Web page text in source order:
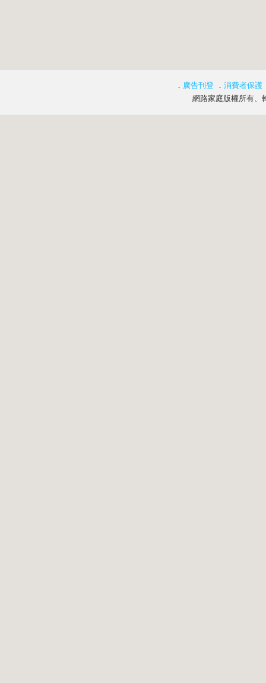
． 廣告刊登 ． 消費者保護
網路家庭版權所有、